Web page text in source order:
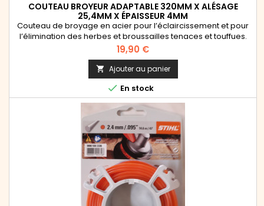
COUTEAU BROYEUR ADAPTABLE 320MM X ALÉSAGE
25,4MM X ÉPAISSEUR 4MM
Couteau de broyage en acier pour l’éclaircissement et pour
l’élimination des herbes et broussailles tenaces et touffues.
Peut également être utilisé pour tailler les haies épineuses. À
utiliser exclusivement avec une protection spécifiquement
adaptée. Se monte sur les débroussailleuses autres que la
marque Stihl.
Prix
19,90 €
 Ajouter au panier
 En stock